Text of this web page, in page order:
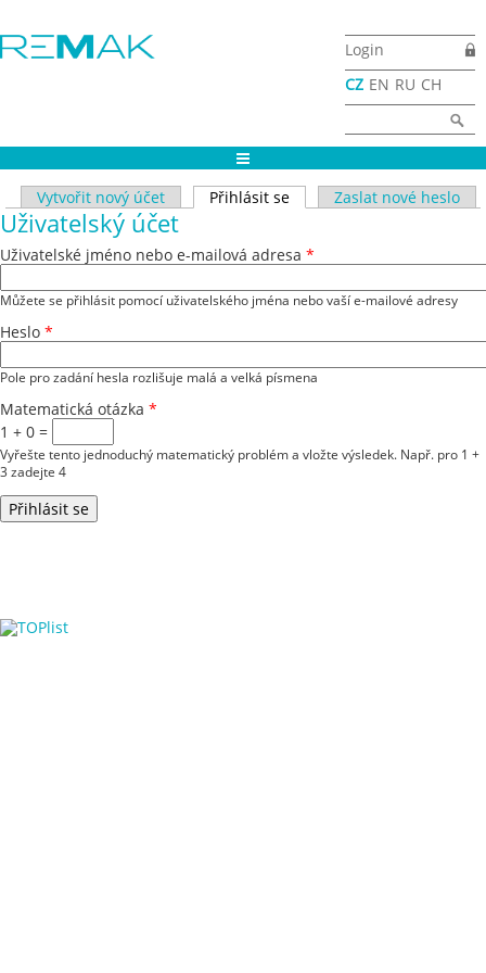
Login
CZ EN RU CH
Hlavní záložky
Vytvořit nový účet Přihlásit se (aktivní záložka)
Zaslat nové heslo
Uživatelský účet
Uživatelské jméno nebo e-mailová adresa *
Můžete se přihlásit pomocí uživatelského jména nebo vaší e-mailové adresy
Heslo *
Pole pro zadání hesla rozlišuje malá a velká písmena
Matematická otázka *
1 + 0 =
Vyřešte tento jednoduchý matematický problém a vložte výsledek. Např. pro 1 +
3 zadejte 4